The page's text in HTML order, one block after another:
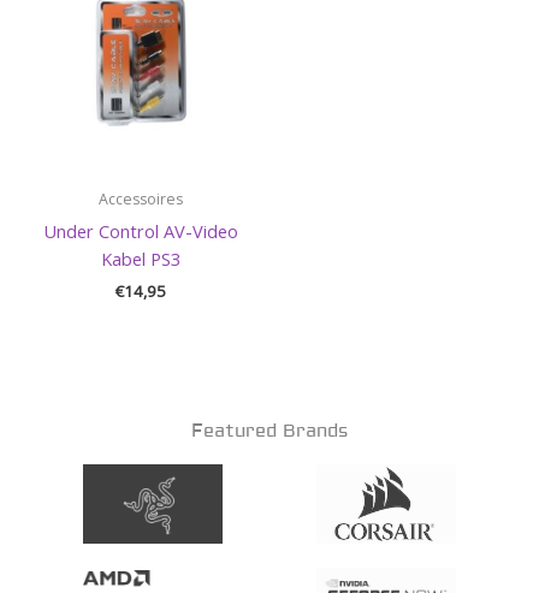
Accessoires
Under Control AV-Video
Kabel PS3
€14,95
Featured Brands